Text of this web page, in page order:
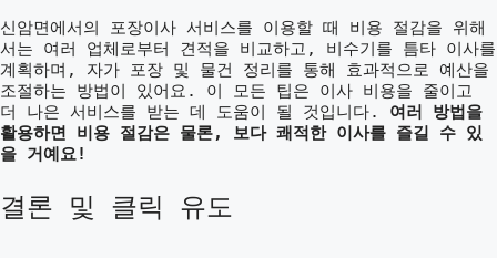
신암면에서의 포장이사 서비스를 이용할 때 비용 절감을 위해
서는 여러 업체로부터 견적을 비교하고, 비수기를 틈타 이사를
계획하며, 자가 포장 및 물건 정리를 통해 효과적으로 예산을
조절하는 방법이 있어요. 이 모든 팁은 이사 비용을 줄이고
더 나은 서비스를 받는 데 도움이 될 것입니다. 여러 방법을
활용하면 비용 절감은 물론, 보다 쾌적한 이사를 즐길 수 있
을 거예요!
결론 및 클릭 유도